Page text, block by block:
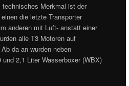
Merkmal ist der
die letzte Transporter
anderen mit Luft- anstatt einer
alle T3 Motoren auf
da an wurden neben
2,1 Liter Wasserboxer (WBX)